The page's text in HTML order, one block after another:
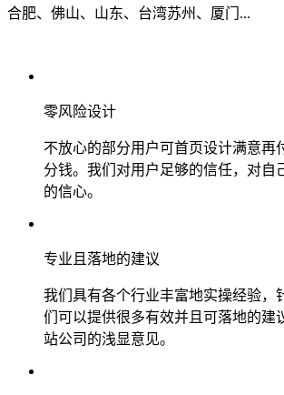
合肥、佛山、山东、台湾苏州、厦门...
零风险设计
不放心的部分用户可首页设计满意再
分钱。我们对用户足够的信任，对自
的信心。
专业且落地的建议
我们具有各个行业丰富地实操经验，
们可以提供很多有效并且可落地的建
站公司的浅显意见。